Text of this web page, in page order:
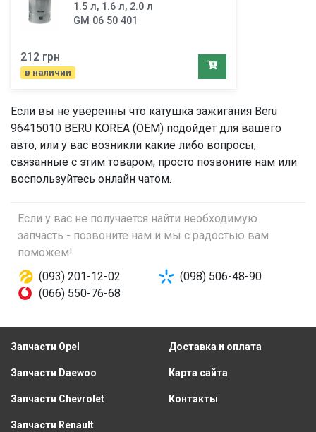
1.5 л, 1.6 л, 2.0 л
GM 06 50 401
212 грн
в наличии
Если вы не уверенны что катушка зажигания Beru
96415010 BERU KOREA (OEM) подойдет для вашего
авто, или у вас возникли какие либо вопросы,
связанные с этим товаром, просто позвоните нам или
воспользуйтесь онлайн чатом.
Если у вас не получается найти необходимую
запчасть - позвоните нам и мы с радостью вам
поможем!
(093) 201-12-02
(098) 506-48-90
(066) 550-76-68
Запчасти Opel
Запчасти Daewoo
Запчасти Chevrolet
Запчасти Renault
Доставка и оплата
Карта сайта
Контакты